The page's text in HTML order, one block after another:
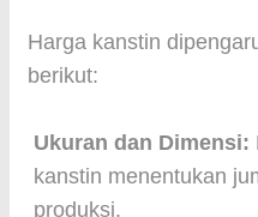
Harga kanstin
berikut:
Ukuran dan Dimensi:
kanstin menentukan
produksi.